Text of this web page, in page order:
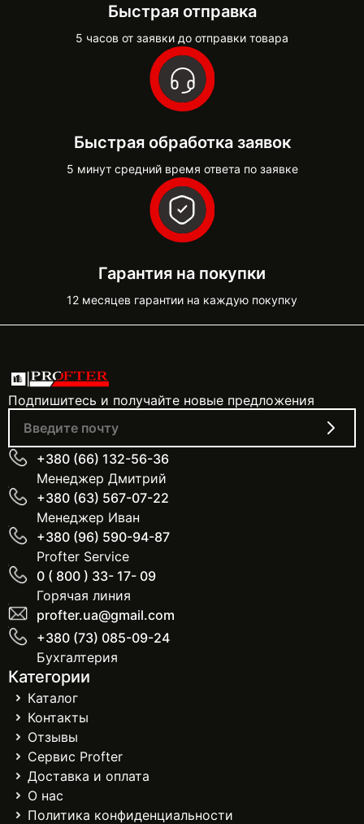
Быстрая отправка
5 часов от заявки до отправки товара
Быстрая обработка заявок
5 минут средний время ответа по заявке
Гарантия на покупки
12 месяцев гарантии на каждую покупку
Подпишитесь и получайте новые предложения
+380 (66) 132-56-36
Менеджер Дмитрий
+380 (63) 567-07-22
Менеджер Иван
+380 (96) 590-94-87
Profter Service
0 ( 800 ) 33- 17- 09
Горячая линия
profter.ua@gmail.com
+380 (73) 085-09-24
Бухгалтерия
Категории
Каталог
Контакты
Отзывы
Сервис Profter
Доставка и оплата
О нас
Политика конфиденциальности